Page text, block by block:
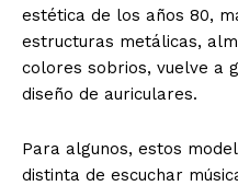
estética de los años 80,
estructuras metálicas,
colores sobrios, vuelve a
diseño de auriculares.
Para algunos, estos
distinta de escuchar